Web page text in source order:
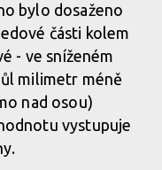
s nekompromisním
s nekompromisním
s nekompromisním
bylo dosaženo
části kolem
- ve sníženém
milimetr méně
nad osou)
vystupuje